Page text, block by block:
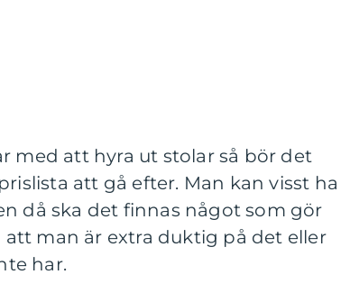
med att hyra ut stolar så bör det
att gå efter. Man kan visst ha
då ska det finnas något som gör
man är extra duktig på det eller
har.